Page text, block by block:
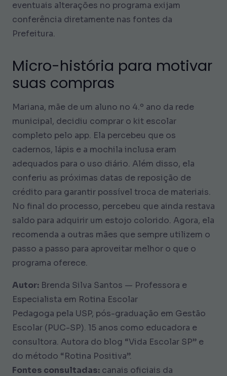
eventuais alterações no programa exijam
conferência diretamente nas fontes da
Prefeitura.
Micro-história para motivar
suas compras
Mariana, mãe de um aluno no 4.º ano da rede
municipal, decidiu comprar o kit escolar
completo pelo app. Ela percebeu que os
cadernos, lápis e a mochila inclusa eram
adequados para o uso diário. Além disso, ela
conferiu as próximas datas de reposição de
crédito para garantir possível troca de materiais.
No final do processo, percebeu que ainda restava
saldo para adquirir um estojo colorido. Agora, ela
recomenda a outras mães que sempre utilizem o
passo a passo para aproveitar melhor o que o
programa oferece.
Autor: Brenda Silva Santos — Professora e
Especialista em Rotina Escolar
Pedagoga pela USP, pós-graduação em Gestão
Escolar (PUC-SP). 15 anos como educadora e
consultora. Autora do blog “Vida Escolar SP” e
do método “Rotina Positiva”.
Fontes consultadas: canais oficiais da